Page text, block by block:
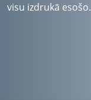
visu izdrukā esošo.